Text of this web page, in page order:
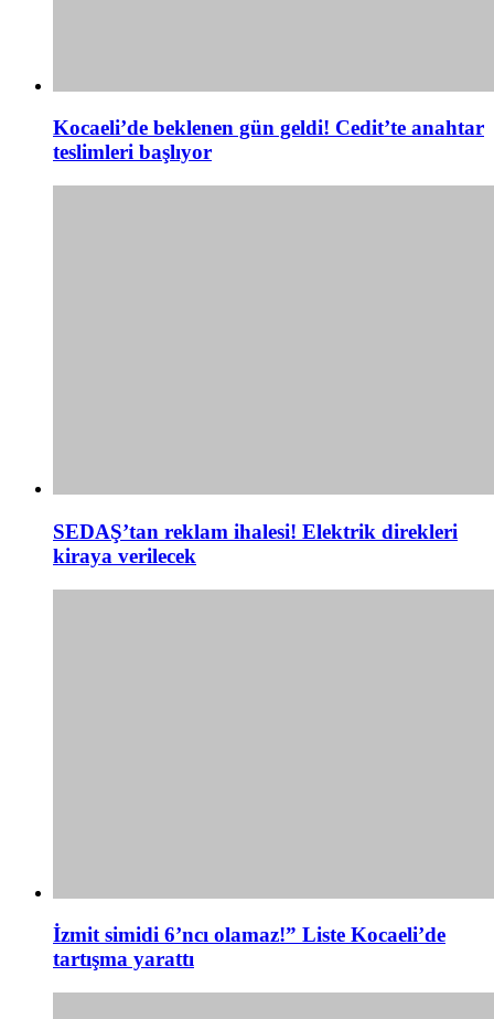
Kocaeli’de beklenen gün geldi! Cedit’te anahtar
teslimleri başlıyor
SEDAŞ’tan reklam ihalesi! Elektrik direkleri
kiraya verilecek
İzmit simidi 6’ncı olamaz!” Liste Kocaeli’de
tartışma yarattı